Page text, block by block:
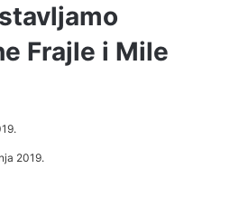
Frajle i Mile
2019.